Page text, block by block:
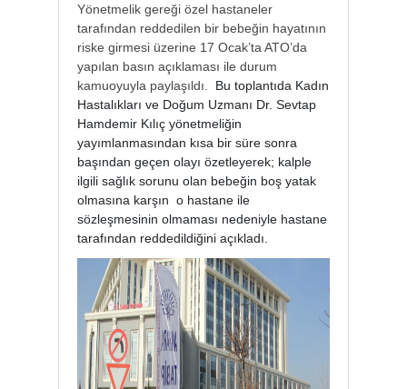
Yönetmelik gereği özel hastaneler
tarafından reddedilen bir bebeğin hayatının
riske girmesi üzerine 17 Ocak’ta ATO’da
yapılan basın açıklaması ile durum
kamuoyuyla paylaşıldı. Bu toplantıda Kadın
Hastalıkları ve Doğum Uzmanı Dr. Sevtap
Hamdemir Kılıç yönetmeliğin
yayımlanmasından kısa bir süre sonra
başından geçen olayı özetleyerek; kalple
ilgili sağlık sorunu olan bebeğin boş yatak
olmasına karşın o hastane ile
sözleşmesinin olmaması nedeniyle hastane
tarafından reddedildiğini açıkladı.